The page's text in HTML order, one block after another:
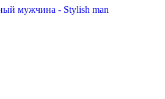
мужчина - Stylish man